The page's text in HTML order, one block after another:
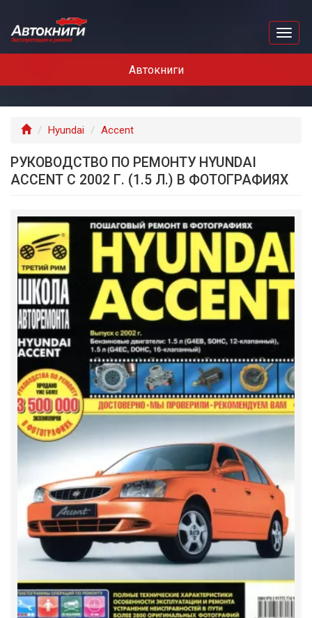
Автокниги
ГлавнаяHyundai Accent
РУКОВОДСТВО ПО РЕМОНТУ HYUNDAI
ACCENT С 2002 Г. (1.5 Л.) В ФОТОГРАФИЯХ